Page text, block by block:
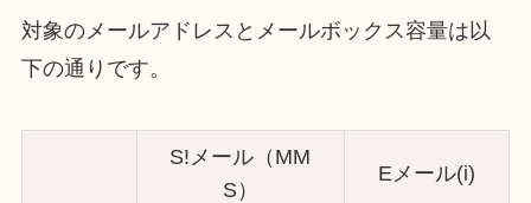
対象のメールアドレスとメールボックス容量は以
下の通りです。
S!メール（MM
S）
Eメール(i)